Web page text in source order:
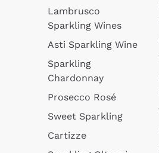
Lambrusco
Sparkling Wines
Asti Sparkling Wine
Sparkling
Chardonnay
Prosecco Rosé
Sweet Sparkling
Cartizze